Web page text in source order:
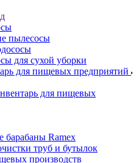
пылесосы
для сухой уборки
для пищевых предприятий
для пищевых
Ramex
труб и бутылок
производств